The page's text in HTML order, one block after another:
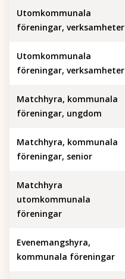
Utomkommunala
föreningar, verksamheter
Utomkommunala
föreningar, verksamheter
Matchhyra, kommunala
föreningar, ungdom
Matchhyra, kommunala
föreningar, senior
Matchhyra
utomkommunala
föreningar
Evenemangshyra,
kommunala föreningar